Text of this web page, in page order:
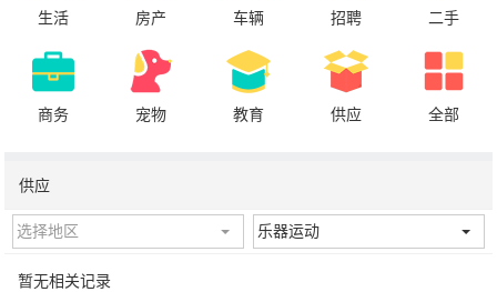
生活 房产 车辆 招聘 二手
商务 宠物 教育 供应 全部
供应
选择地区 乐器运动
暂无相关记录